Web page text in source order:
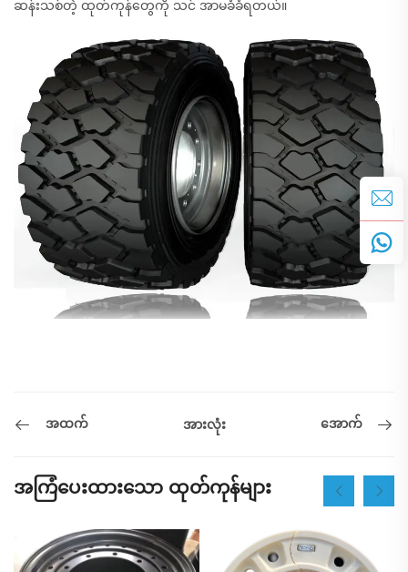
ဆန်းသစ်တဲ့ ထုတ်ကုန်တွေကို သင် အာမခံခံရတယ်။
အထက် အားလုံး အောက်
အကြံပေးထားသော ထုတ်ကုန်များ